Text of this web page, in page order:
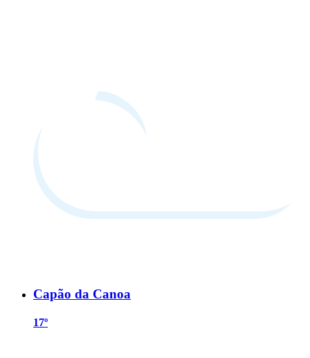
Capão da Canoa
17º